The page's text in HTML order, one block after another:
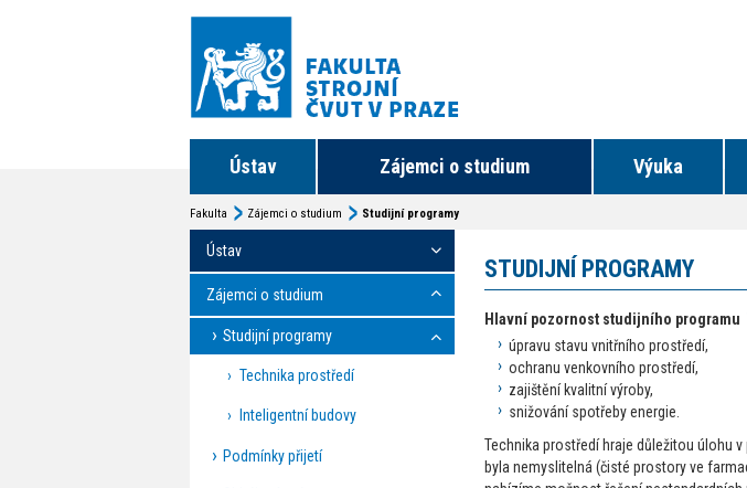
Ústav Zájemci o studium Výuka
Fakulta Zájemci o studium Studijní programy
Ústav
Zájemci o studium
Studijní programy
Technika prostředí
Inteligentní budovy
Podmínky přijetí
STUDIJNÍ PROGRAMY
Hlavní pozornost studijního programu
úpravu stavu vnitřního prostředí,
ochranu venkovního prostředí,
zajištění kvalitní výroby,
snižování spotřeby energie.
Technika prostředí hraje důležitou úlohu
byla nemyslitelná (čisté prostory ve